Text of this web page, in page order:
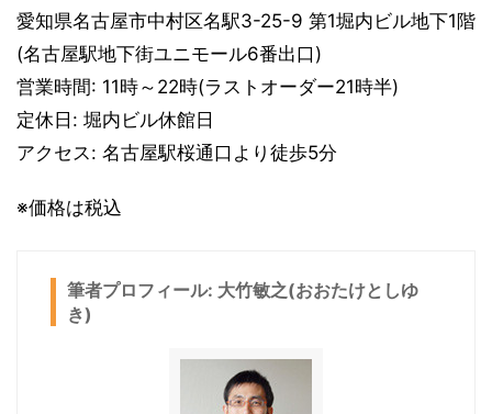
愛知県名古屋市中村区名駅3-25-9 第1堀内ビル地下1階
(名古屋駅地下街ユニモール6番出口)
営業時間: 11時～22時(ラストオーダー21時半)
定休日: 堀内ビル休館日
アクセス: 名古屋駅桜通口より徒歩5分
※価格は税込
筆者プロフィール: 大竹敏之(おおたけとしゆ
き)